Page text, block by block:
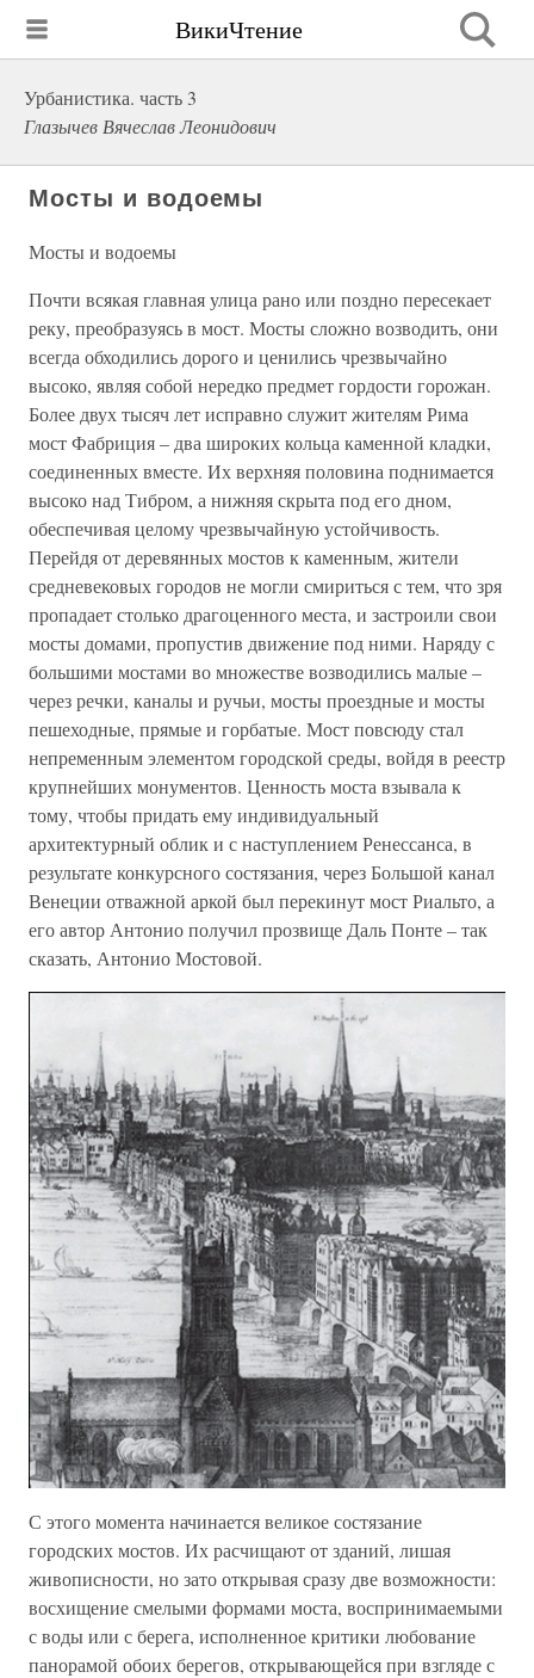
ВикиЧтение
Урбанистика. часть 3
Глазычев Вячеслав Леонидович
Мосты и водоемы
Мосты и водоемы
Почти всякая главная улица рано или поздно пересекает
реку, преобразуясь в мост. Мосты сложно возводить, они
всегда обходились дорого и ценились чрезвычайно
высоко, являя собой нередко предмет гордости горожан.
Более двух тысяч лет исправно служит жителям Рима
мост Фабриция – два широких кольца каменной кладки,
соединенных вместе. Их верхняя половина поднимается
высоко над Тибром, а нижняя скрыта под его дном,
обеспечивая целому чрезвычайную устойчивость.
Перейдя от деревянных мостов к каменным, жители
средневековых городов не могли смириться с тем, что зря
пропадает столько драгоценного места, и застроили свои
мосты домами, пропустив движение под ними. Наряду с
большими мостами во множестве возводились малые –
через речки, каналы и ручьи, мосты проездные и мосты
пешеходные, прямые и горбатые. Мост повсюду стал
непременным элементом городской среды, войдя в реестр
крупнейших монументов. Ценность моста взывала к
тому, чтобы придать ему индивидуальный
архитектурный облик и с наступлением Ренессанса, в
результате конкурсного состязания, через Большой канал
Венеции отважной аркой был перекинут мост Риальто, а
его автор Антонио получил прозвище Даль Понте – так
сказать, Антонио Мостовой.
С этого момента начинается великое состязание
городских мостов. Их расчищают от зданий, лишая
живописности, но зато открывая сразу две возможности:
восхищение смелыми формами моста, воспринимаемыми
с воды или с берега, исполненное критики любование
панорамой обоих берегов, открывающейся при взгляде с